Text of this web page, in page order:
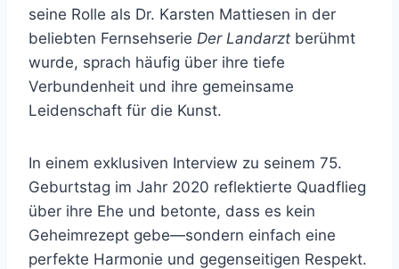
seine Rolle als Dr. Karsten Mattiesen in der
beliebten Fernsehserie Der Landarzt berühmt
wurde, sprach häufig über ihre tiefe
Verbundenheit und ihre gemeinsame
Leidenschaft für die Kunst.
In einem exklusiven Interview zu seinem 75.
Geburtstag im Jahr 2020 reflektierte Quadflieg
über ihre Ehe und betonte, dass es kein
Geheimrezept gebe—sondern einfach eine
perfekte Harmonie und gegenseitigen Respekt.